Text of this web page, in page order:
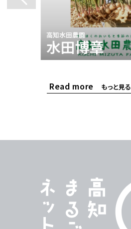
高知水田農園
水田博章
Read more もっと見る